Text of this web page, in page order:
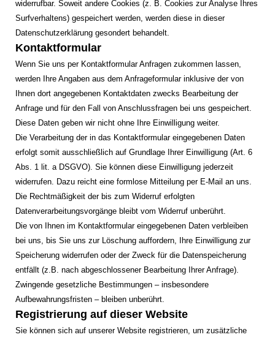
widerrufbar. Soweit andere Cookies (z. B. Cookies zur Analyse Ihres
Surfverhaltens) gespeichert werden, werden diese in dieser
Datenschutzerklärung gesondert behandelt.
Kontaktformular
Wenn Sie uns per Kontaktformular Anfragen zukommen lassen,
werden Ihre Angaben aus dem Anfrageformular inklusive der von
Ihnen dort angegebenen Kontaktdaten zwecks Bearbeitung der
Anfrage und für den Fall von Anschlussfragen bei uns gespeichert.
Diese Daten geben wir nicht ohne Ihre Einwilligung weiter.
Die Verarbeitung der in das Kontaktformular eingegebenen Daten
erfolgt somit ausschließlich auf Grundlage Ihrer Einwilligung (Art. 6
Abs. 1 lit. a DSGVO). Sie können diese Einwilligung jederzeit
widerrufen. Dazu reicht eine formlose Mitteilung per E-Mail an uns.
Die Rechtmäßigkeit der bis zum Widerruf erfolgten
Datenverarbeitungsvorgänge bleibt vom Widerruf unberührt.
Die von Ihnen im Kontaktformular eingegebenen Daten verbleiben
bei uns, bis Sie uns zur Löschung auffordern, Ihre Einwilligung zur
Speicherung widerrufen oder der Zweck für die Datenspeicherung
entfällt (z.B. nach abgeschlossener Bearbeitung Ihrer Anfrage).
Zwingende gesetzliche Bestimmungen – insbesondere
Aufbewahrungsfristen – bleiben unberührt.
Registrierung auf dieser Website
Sie können sich auf unserer Website registrieren, um zusätzliche